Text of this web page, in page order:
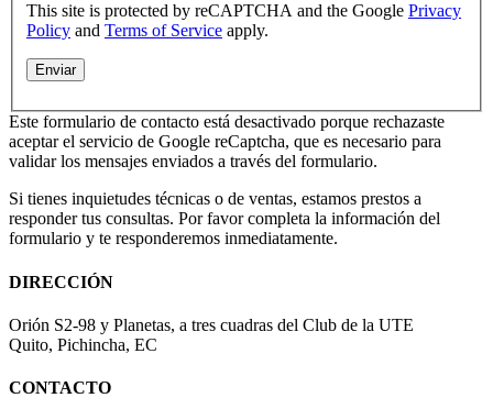
This site is protected by reCAPTCHA and the Google Privacy
Policy and Terms of Service apply.
Este formulario de contacto está desactivado porque rechazaste
aceptar el servicio de Google reCaptcha, que es necesario para
validar los mensajes enviados a través del formulario.
Si tienes inquietudes técnicas o de ventas, estamos prestos a
responder tus consultas. Por favor completa la información del
formulario y te responderemos inmediatamente.
DIRECCIÓN
Orión S2-98 y Planetas, a tres cuadras del Club de la UTE
Quito, Pichincha, EC
CONTACTO